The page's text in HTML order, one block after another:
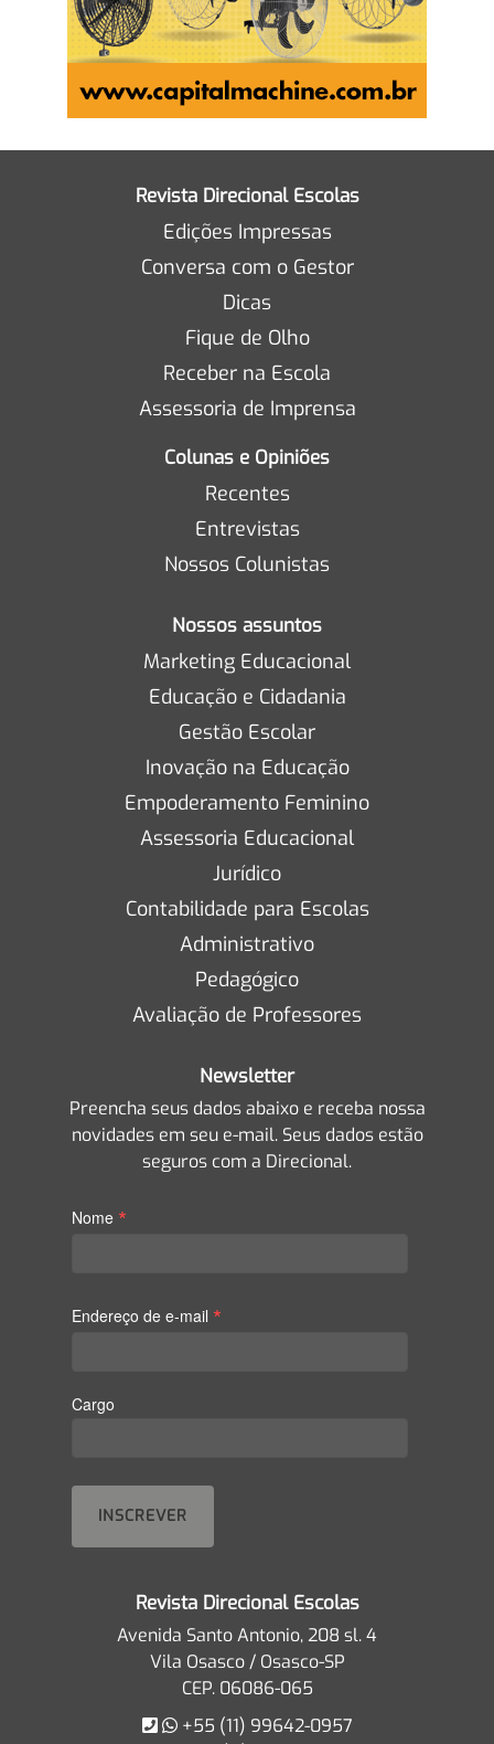
Revista Direcional Escolas
Edições Impressas
Conversa com o Gestor
Dicas
Fique de Olho
Receber na Escola
Assessoria de Imprensa
Colunas e Opiniões
Recentes
Entrevistas
Nossos Colunistas
Nossos assuntos
Marketing Educacional
Educação e Cidadania
Gestão Escolar
Inovação na Educação
Empoderamento Feminino
Assessoria Educacional
Jurídico
Contabilidade para Escolas
Administrativo
Pedagógico
Avaliação de Professores
Newsletter
Preencha seus dados abaixo e receba nossa
novidades em seu e-mail. Seus dados estão
seguros com a Direcional.
Nome *
Endereço de e-mail *
Cargo
Revista Direcional Escolas
Avenida Santo Antonio, 208 sl. 4
Vila Osasco / Osasco-SP
CEP. 06086-065
+55 (11) 99642-0957